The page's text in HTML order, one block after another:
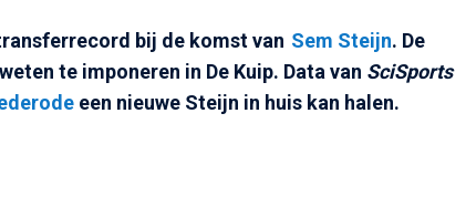
bij de komst van Sem Steijn. De
te imponeren in De Kuip. Data van SciSports
een nieuwe Steijn in huis kan halen.